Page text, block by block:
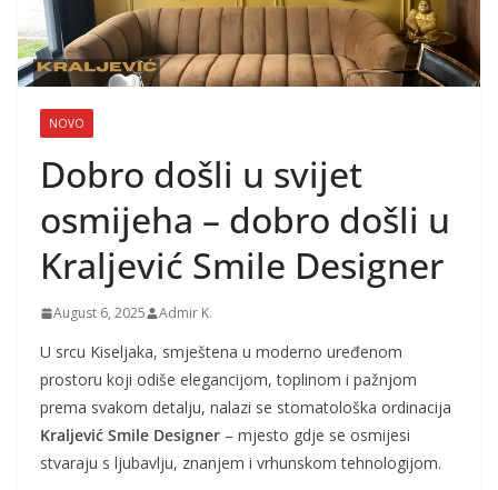
NOVO
Dobro došli u svijet
osmijeha – dobro došli u
Kraljević Smile Designer
August 6, 2025 Admir K.
U srcu Kiseljaka, smještena u moderno uređenom
prostoru koji odiše elegancijom, toplinom i pažnjom
prema svakom detalju, nalazi se stomatološka ordinacija
Kraljević Smile Designer – mjesto gdje se osmijesi
stvaraju s ljubavlju, znanjem i vrhunskom tehnologijom.